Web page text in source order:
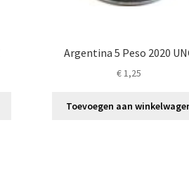
Argentina 5 Peso 2020
€1,25
Toevoegen aan